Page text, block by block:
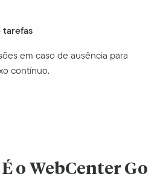
tarefas
em caso de ausência para
contínuo.
o WebCenter Go